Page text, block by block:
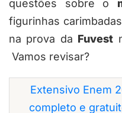
questões sobre o
figurinhas
na prova da Fuvest
Vamos revisar?
Extensivo Enem
completo e